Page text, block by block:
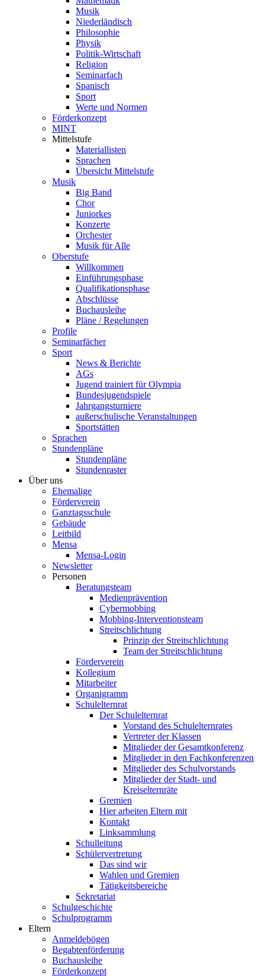
Musik
Niederländisch
Philosophie
Physik
Politik-Wirtschaft
Religion
Seminarfach
Spanisch
Sport
Werte und Normen
Förderkonzept
MINT
Mittelstufe
Materiallisten
Sprachen
Übersicht Mittelstufe
Musik
Big Band
Chor
Juniorkes
Konzerte
Orchester
Musik für Alle
Oberstufe
Willkommen
Einführungsphase
Qualifikationsphase
Abschlüsse
Buchausleihe
Pläne / Regelungen
Profile
Seminarfächer
Sport
News & Berichte
AGs
Jugend trainiert für Olympia
Bundesjugendspiele
Jahrgangsturniere
außerschulische Veranstaltungen
Sportstätten
Sprachen
Stundenpläne
Stundenpläne
Stundenraster
Über uns
Ehemalige
Förderverein
Ganztagsschule
Gebäude
Leitbild
Mensa
Mensa-Login
Newsletter
Personen
Beratungsteam
Medienprävention
Cybermobbing
Mobbing-Interventionsteam
Streitschlichtung
Prinzip der Streitschlichtung
Team der Streitschlichtung
Förderverein
Kollegium
Mitarbeiter
Organigramm
Schulelternrat
Der Schulelternrat
Vorstand des Schulelternrates
Vertreter der Klassen
Mitglieder der Gesamtkonferenz
Mitglieder in den Fachkonferenzen
Mitglieder des Schulvorstands
Mitglieder der Stadt- und
Kreiselternräte
Gremien
Hier arbeiten Eltern mit
Kontakt
Linksammlung
Schulleitung
Schülervertretung
Das sind wir
Wahlen und Gremien
Tätigkeitsbereiche
Sekretariat
Schulgeschichte
Schulprogramm
Eltern
Anmeldebögen
Begabtenförderung
Buchausleihe
Förderkonzept